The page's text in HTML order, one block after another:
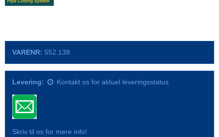
VARENR: 552.138
Levering: Kontakt os for aktuel leveringsstatus
Skriv til os for mere info!